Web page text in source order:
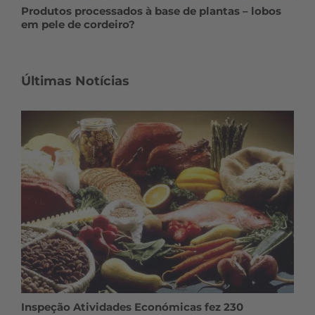
Produtos processados à base de plantas – lobos
em pele de cordeiro?
Últimas Notícias
Inspeção Atividades Económicas fez 230